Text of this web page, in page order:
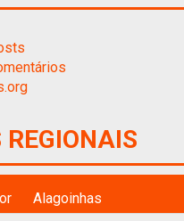
Alagoinhas